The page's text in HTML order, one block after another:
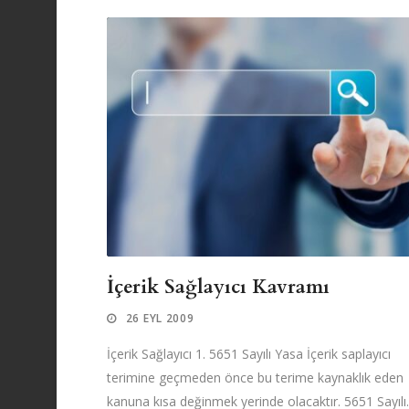
İçerik Sağlayıcı Kavramı
26 EYL 2009
İçerik Sağlayıcı 1. 5651 Sayılı Yasa İçerik saplayıcı
terimine geçmeden önce bu terime kaynaklık eden
kanuna kısa değinmek yerinde olacaktır. 5651